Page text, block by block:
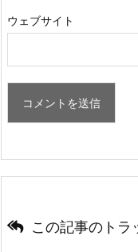
ウェブサイト
この記事のトラ